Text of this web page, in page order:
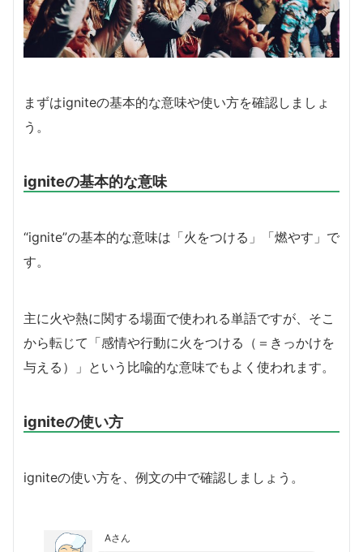
まずはigniteの基本的な意味や使い方を確認しましょ
う。
igniteの基本的な意味
“ignite”の基本的な意味は「火をつける」「燃やす」で
す。
主に火や熱に関する場面で使われる単語ですが、そこ
から転じて「感情や行動に火をつける（＝きっかけを
与える）」という比喩的な意味でもよく使われます。
igniteの使い方
igniteの使い方を、例文の中で確認しましょう。
Aさん